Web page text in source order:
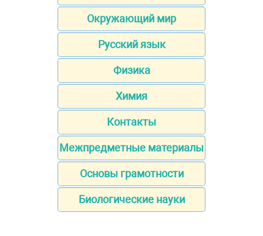
Окружающий мир
Русский язык
Физика
Химия
Контакты
Межпредметные материалы
Основы грамотности
Биологические науки